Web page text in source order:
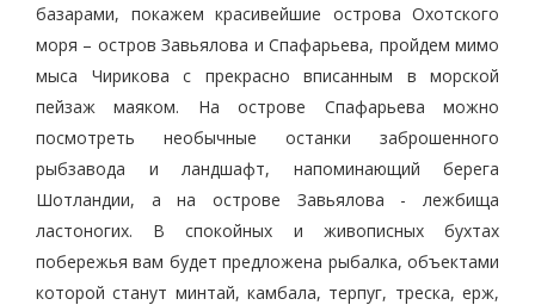
базарами, покажем красивейшие острова Охотского
моря – остров Завьялова и Спафарьева, пройдем мимо
мыса Чирикова с прекрасно вписанным в морской
пейзаж маяком. На острове Спафарьева можно
посмотреть необычные останки заброшенного
рыбзавода и ландшафт, напоминающий берега
Шотландии, а на острове Завьялова - лежбища
ластоногих. В спокойных и живописных бухтах
побережья вам будет предложена рыбалка, объектами
которой станут минтай, камбала, терпуг, треска, ерж,